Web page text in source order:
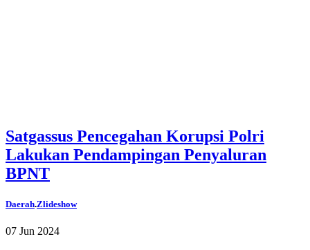
Satgassus Pencegahan Korupsi Polri
Lakukan Pendampingan Penyaluran
BPNT
Daerah.Zlideshow
07 Jun 2024